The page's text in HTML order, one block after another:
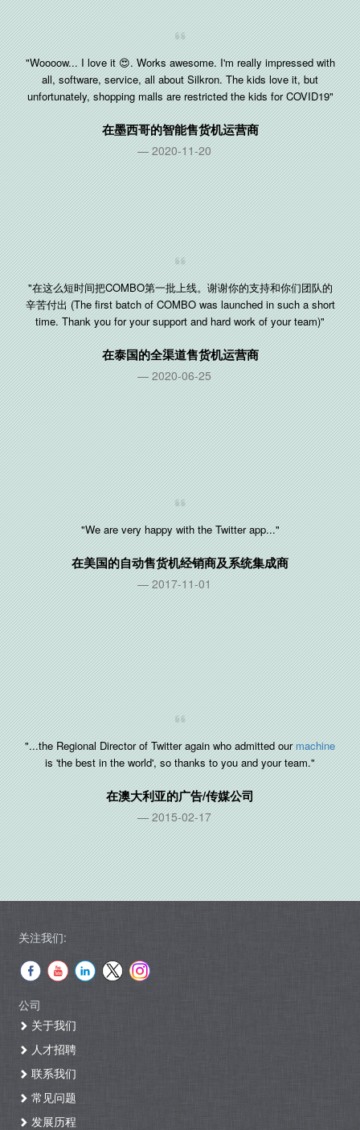
"Woooow... I love it 😍. Works awesome. I'm really impressed with
all, software, service, all about Silkron. The kids love it, but
unfortunately, shopping malls are restricted the kids for COVID19"
在墨西哥的智能售货机运营商
2020-11-20
"在这么短时间把COMBO第一批上线。谢谢你的支持和你们团队的
辛苦付出 (The first batch of COMBO was launched in such a short
time. Thank you for your support and hard work of your team)"
在泰国的全渠道售货机运营商
2020-06-25
"We are very happy with the Twitter app..."
在美国的自动售货机经销商及系统集成商
2017-11-01
"...the Regional Director of Twitter again who admitted ourmachine
is 'the best in the world', so thanks to you and your team."
在澳大利亚的广告/传媒公司
2015-02-17
关注我们:
公司
关于我们
人才招聘
联系我们
常见问题
发展历程